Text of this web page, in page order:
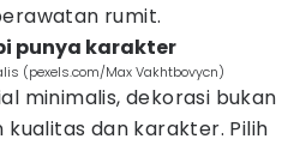
rumit.
punya karakter
(pexels.com/Max Vakhtbovycn)
minimalis, dekorasi bukan
kualitas dan karakter. Pilih